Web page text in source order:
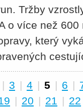
Tržby
o více než
který
| 3 | 4 | 5 | 6 |
| 20 | 21 | 22